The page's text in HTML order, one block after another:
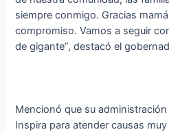
siempre conmigo. Gracias
compromiso. Vamos a seguir
de gigante”, destacó el
Mencionó que su
Inspira para atender causas